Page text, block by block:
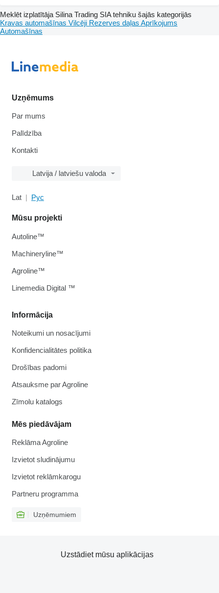
Meklēt izplatītāja Silina Trading SIA tehniku šajās kategorijās
Kravas automašīnas Vilcēji Rezerves daļas Aprīkojums
Automašīnas
Uzņēmums
Par mums
Palīdzība
Kontakti
Latvija / latviešu valoda
Lat Рус
Informācija
Noteikumi un nosacījumi
Konfidencialitātes politika
Drošības padomi
Atsauksme par Agroline
Zīmolu katalogs
Mēs piedāvājam
Reklāma Agroline
Izvietot sludinājumu
Izvietot reklāmkarogu
Partneru programma
Uzņēmumiem
Mūsu projekti
Autoline™
Machineryline™
Agroline™
Linemedia Digital ™
Uzstādiet mūsu aplikācijas